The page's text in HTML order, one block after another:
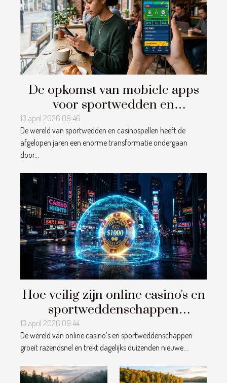
De opkomst van mobiele apps
voor sportwedden en
casinospellen
13 april 2026 09:46
De wereld van sportwedden en casinospellen heeft de
afgelopen jaren een enorme transformatie ondergaan
door...
Hoe veilig zijn online casino's en
sportweddenschappen
13 april 2026 09:44
De wereld van online casino’s en sportweddenschappen
groeit razendsnel en trekt dagelijks duizenden nieuwe...